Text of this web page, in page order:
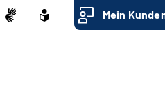
Mein